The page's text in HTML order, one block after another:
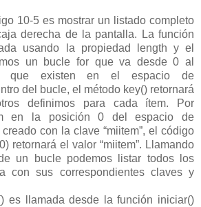
10-5 es mostrar un listado completo
derecha de la pantalla. La función
usando la propiedad length y el
un bucle for que va desde 0 al
que existen en el espacio de
del bucle, el método key() retornará
definimos para cada ítem. Por
en la posición 0 del espacio de
con la clave “miitem”, el código
retornará el valor “miitem”. Llamando
un bucle podemos listar todos los
con sus correspondientes claves y
es llamada desde la función iniciar()